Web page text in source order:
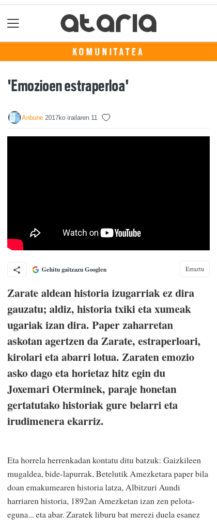
KOMUNITATEA
'Emozioen estraperloa'
Anbune 2017ko irailaren 11
Gehitu gaitzazu Googlen Erraztu
Zarate aldean historia izugarriak ez dira
gauzatu; aldiz, historia txiki eta xumeak
ugariak izan dira. Paper zaharretan
askotan agertzen da Zarate, estraperloari,
kirolari eta abarri lotua. Zaraten emozio
asko dago eta horietaz hitz egin du
Joxemari Oterminek, paraje honetan
gertatutako historiak gure belarri eta
irudimenera ekarriz.
Eta horrela herrenkadan kontatu ditu batzuk: Gaizkileen
mugaldea, bide-lapurrak, Betelutik Amezketara paper bila
doan emakumearen historia latza, Albitzuri Aundi
harriaren historia, 1892an Amezketan izan zen pelota-
eguna... eta abar. Zaratek liburu bat merezi duela esanez